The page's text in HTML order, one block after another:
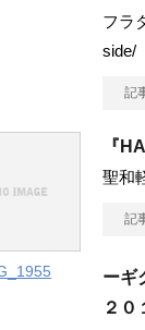
フラ
side/
記
『
聖和
記
ーギ
２０